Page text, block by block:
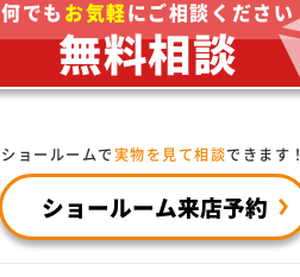
何でもお気軽にご相談ください
無料相談
ショールームで実物を見て相談できます！
ショールーム来店予約